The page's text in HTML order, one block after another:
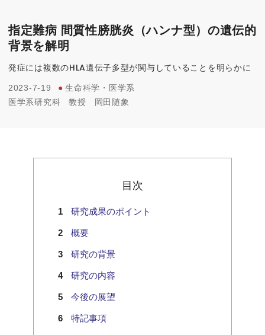
指定難病 間質性膀胱炎（ハンナ型）の遺伝的
背景を解明
発症には複数のHLA遺伝子多型が関与していることを明らかに
2023-7-19 ● 生命科学・医学系
医学系研究科
教授 岡田随象
目次
研究成果のポイント
概要
研究の背景
研究の内容
今後の展望
特記事項